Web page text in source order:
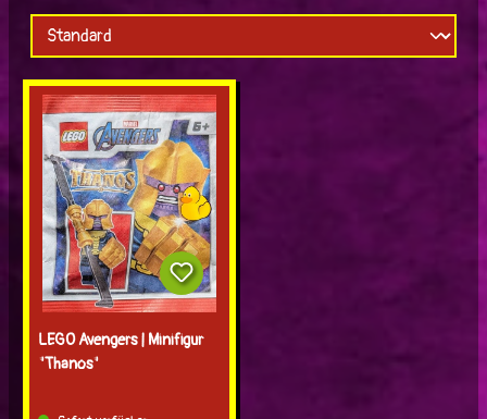
LEGO Avengers | Minifigur
"Thanos"